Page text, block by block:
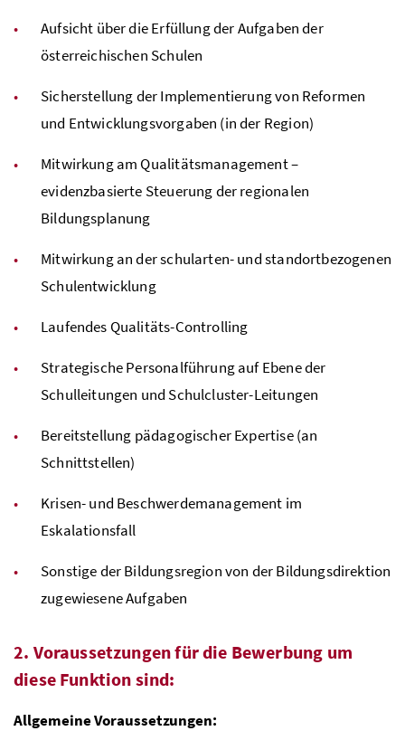
Aufsicht über die Erfüllung der Aufgaben der
österreichischen Schulen
Sicherstellung der Implementierung von Reformen
und Entwicklungsvorgaben (in der Region)
Mitwirkung am Qualitätsmanagement –
evidenzbasierte Steuerung der regionalen
Bildungsplanung
Mitwirkung an der schularten- und standortbezogenen
Schulentwicklung
Laufendes Qualitäts-Controlling
Strategische Personalführung auf Ebene der
Schulleitungen und Schulcluster-Leitungen
Bereitstellung pädagogischer Expertise (an
Schnittstellen)
Krisen- und Beschwerdemanagement im
Eskalationsfall
Sonstige der Bildungsregion von der Bildungsdirektion
zugewiesene Aufgaben
2. Voraussetzungen für die Bewerbung um
diese Funktion sind:
Allgemeine Voraussetzungen: